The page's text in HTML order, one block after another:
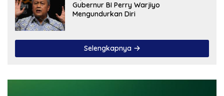
Gubernur BI Perry Warjiyo
Mengundurkan Diri
Selengkapnya